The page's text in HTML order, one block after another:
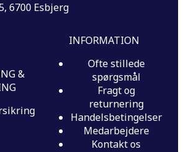
6700 Esbjerg
&
INFORMATION
Ofte stillede
spørgsmål
Fragt og
returnering
Handelsbetingelser
Medarbejdere
Kontakt os